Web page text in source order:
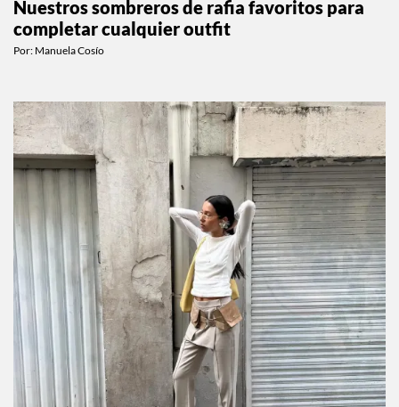
Nuestros sombreros de rafia favoritos para
completar cualquier outfit
Por: Manuela Cosío